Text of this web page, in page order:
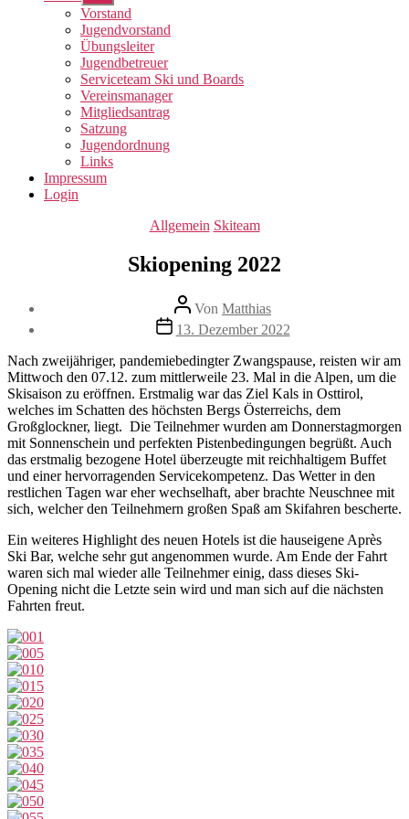
anzeigen
Vorstand
Jugendvorstand
Übungsleiter
Jugendbetreuer
Serviceteam Ski und Boards
Vereinsmanager
Mitgliedsantrag
Satzung
Jugendordnung
Links
Impressum
Login
Kategorien
Allgemein Skiteam
Skiopening 2022
Beitragsautor
Von Matthias
Veröffentlichungsdatum
13. Dezember 2022
Nach zweijähriger, pandemiebedingter Zwangspause, reisten wir am
Mittwoch den 07.12. zum mittlerweile 23. Mal in die Alpen, um die
Skisaison zu eröffnen. Erstmalig war das Ziel Kals in Osttirol,
welches im Schatten des höchsten Bergs Österreichs, dem
Großglockner, liegt. Die Teilnehmer wurden am Donnerstagmorgen
mit Sonnenschein und perfekten Pistenbedingungen begrüßt. Auch
das erstmalig bezogene Hotel überzeugte mit reichhaltigem Buffet
und einer hervorragenden Servicekompetenz. Das Wetter in den
restlichen Tagen war eher wechselhaft, aber brachte Neuschnee mit
sich, welcher den Teilnehmern großen Spaß am Skifahren bescherte.
Ein weiteres Highlight des neuen Hotels ist die hauseigene Après
Ski Bar, welche sehr gut angenommen wurde. Am Ende der Fahrt
waren sich mal wieder alle Teilnehmer einig, dass dieses Ski-
Opening nicht die Letzte sein wird und man sich auf die nächsten
Fahrten freut.